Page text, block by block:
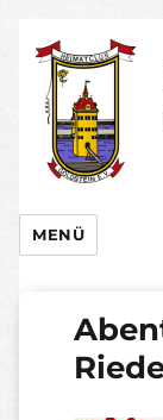
MENÜ